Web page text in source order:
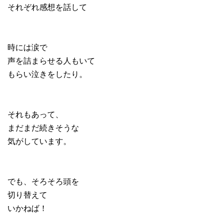
それぞれ感想を話して
時には涙で
声を詰まらせる人もいて
もらい泣きをしたり。
それもあって、
まだまだ続きそうな
気がしています。
でも、そろそろ頭を
切り替えて
いかねば！